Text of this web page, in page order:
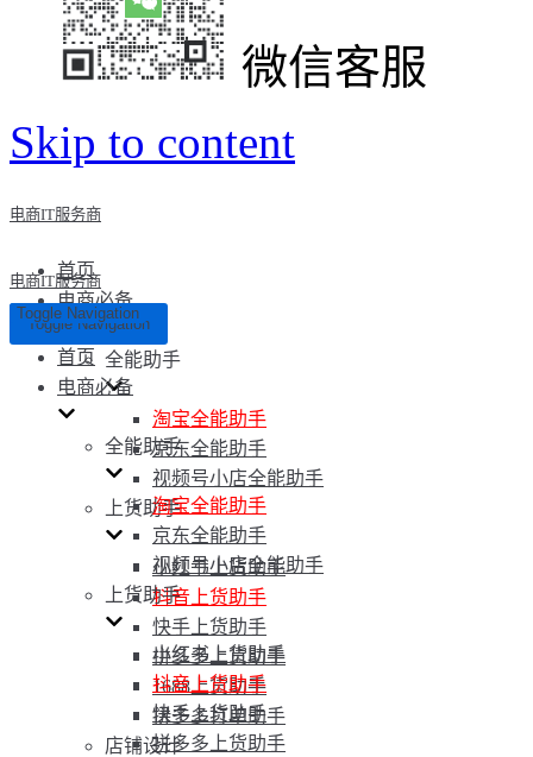
微信客服
Skip to content
电商IT服务商
首页
电商必备
全能助手
淘宝全能助手
京东全能助手
视频号小店全能助手
上货助手
小红书上货助手
抖音上货助手
快手上货助手
拼多多上货助手
1688上货助手
拼多多打单助手
店铺设计
电商IT服务商
Toggle Navigation
Toggle Navigation
首页
电商必备
全能助手
淘宝全能助手
京东全能助手
视频号小店全能助手
上货助手
小红书上货助手
抖音上货助手
快手上货助手
拼多多上货助手